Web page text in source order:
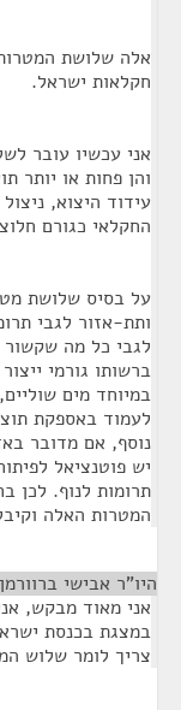
אלה שלושת
חקלאות ישראל.
אני עכשיו עובר
והן פחות או יותר
עידוד היצוא,
החקלאי כגורם
על בסיס שלושת
ותת-אזור לגבי
לגבי כל מה
ברשותו גורמי
במיוחד מים
לעמוד באספקת
נוסף, אם מדובר
יש פוטנציאל
תרומות לנוף. לכן
המטרות האלה
היו"ר אבישי ברוורמן
אני מאוד מבקש,
במצגת בכנסת
צריך לומר שלוש